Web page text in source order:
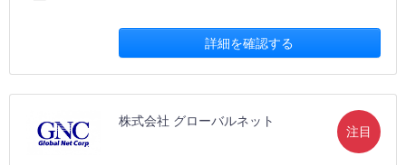
詳細を確認する
株式会社 グローバルネット
注目